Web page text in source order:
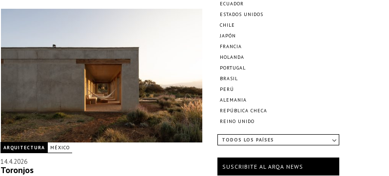
ARQUITECTURA MÉXICO
14.4.2026
Toronjos
ECUADOR
ESTADOS UNIDOS
CHILE
JAPÓN
FRANCIA
HOLANDA
PORTUGAL
BRASIL
PERÚ
ALEMANIA
REPÚBLICA CHECA
REINO UNIDO
TODOS LOS PAÍSES
SUSCRIBITE AL ARQA NEWS